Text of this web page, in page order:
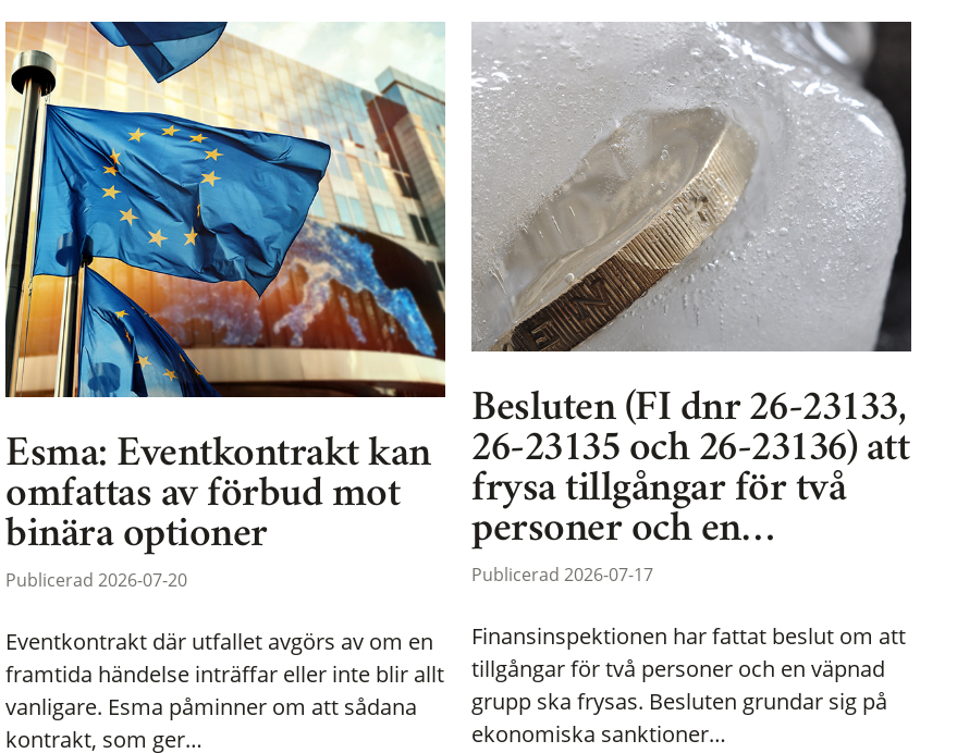
Esma: Eventkontrakt kan
omfattas av förbud mot
binära optioner
Publicerad 2026-07-20
Eventkontrakt där utfallet avgörs av om en
framtida händelse inträffar eller inte blir allt
vanligare. Esma påminner om att sådana
kontrakt, som ger…
Besluten (FI dnr 26-23133,
26-23135 och 26-23136) att
frysa tillgångar för två
personer och en…
Publicerad 2026-07-17
Finansinspektionen har fattat beslut om att
tillgångar för två personer och en väpnad
grupp ska frysas. Besluten grundar sig på
ekonomiska sanktioner…